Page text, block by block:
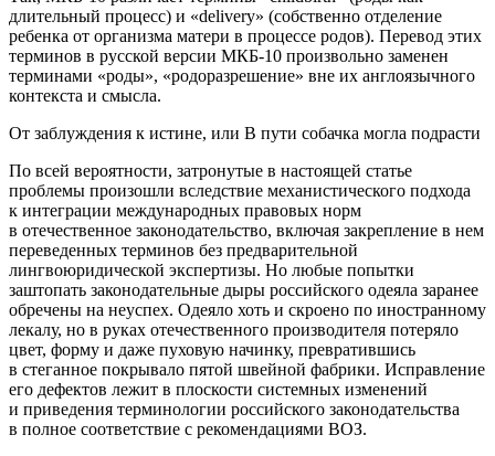
длительный процесс) и «delivery» (собственно отделение
ребенка от организма матери в процессе родов). Перевод этих
терминов в русской версии МКБ-10 произвольно заменен
терминами «роды», «родоразрешение» вне их англоязычного
контекста и смысла.
От заблуждения к истине, или В пути собачка могла подрасти
По всей вероятности, затронутые в настоящей статье
проблемы произошли вследствие механистического подхода
к интеграции международных правовых норм
в отечественное законодательство, включая закрепление в нем
переведенных терминов без предварительной
лингвоюридической экспертизы. Но любые попытки
заштопать законодательные дыры российского одеяла заранее
обречены на неуспех. Одеяло хоть и скроено по иностранному
лекалу, но в руках отечественного производителя потеряло
цвет, форму и даже пуховую начинку, превратившись
в стеганное покрывало пятой швейной фабрики. Исправление
его дефектов лежит в плоскости системных изменений
и приведения терминологии российского законодательства
в полное соответствие с рекомендациями ВОЗ.